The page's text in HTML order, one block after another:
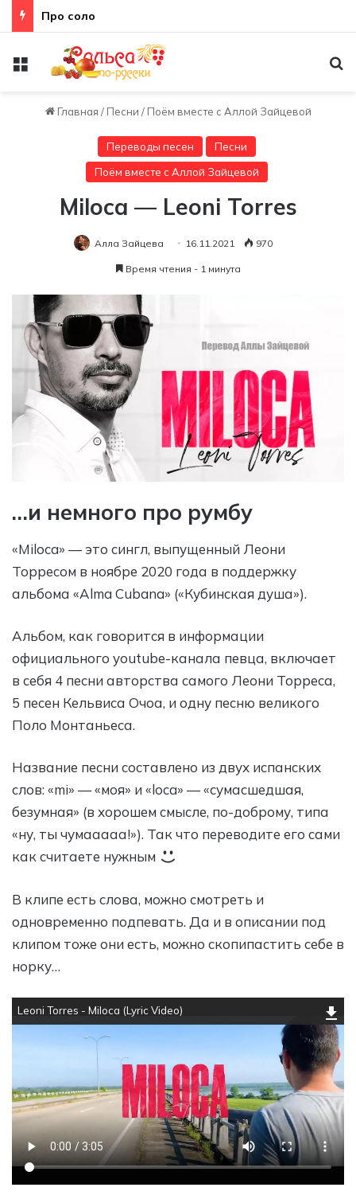
Про соло
Меню
Главная / Песни / Поём вместе с Аллой Зайцевой
Переводы песен
Песни
Поём вместе с Аллой Зайцевой
Miloca — Leoni Torres
Алла Зайцева 16.11.2021 970
Время чтения - 1 минута
…и немного про румбу
«Miloca» — это сингл, выпущенный Леони
Торресом в ноябре 2020 года в поддержку
альбома «Alma Cubana» («Кубинская душа»).
Альбом, как говорится в информации
официального youtube-канала певца, включает
в себя 4 песни авторства самого Леони Торреса,
5 песен Кельвиса Очоа, и одну песню великого
Поло Монтаньеса.
Название песни составлено из двух испанских
слов: «mi» — «моя» и «loca» — «сумасшедшая,
безумная» (в хорошем смысле, по-доброму, типа
«ну, ты чумааааа!»). Так что переводите его сами
как считаете нужным
В клипе есть слова, можно смотреть и
одновременно подпевать. Да и в описании под
клипом тоже они есть, можно скопипастить себе в
норку…
Leoni Torres - Miloca (Lyric Video)